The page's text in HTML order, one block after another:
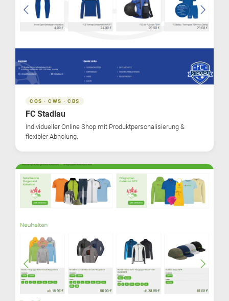
COS · CWS · CBS
FC Stadlau
Individueller Online Shop mit Produktpersonalisierung &
flexibler Abholung.